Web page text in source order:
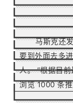
马斯克还
要到外面去多
人。”根据目
浏览 1000 条